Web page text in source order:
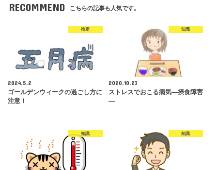
RECOMMEND こちらの記事も人気です。
検定
2024.5.2
ゴールデンウィークの過ごし方に
注意！
知識
2020.10.23
ストレスでおこる病気―摂食障害
―
知識 知識